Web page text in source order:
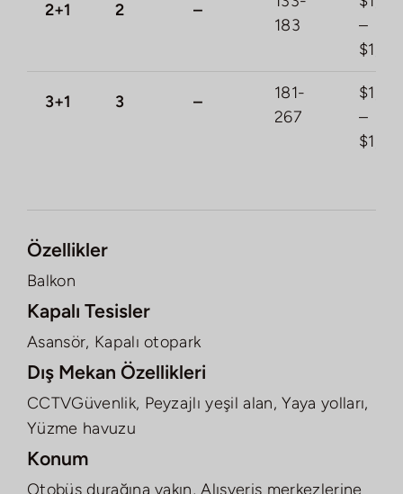
2+1 2 –
183
–
3+1 3 –
181-
267
–
Özellikler
Balkon
Kapalı Tesisler
Asansör, Kapalı otopark
Dış Mekan Özellikleri
CCTVGüvenlik, Peyzajlı yeşil alan, Yaya yolları,
Yüzme havuzu
Konum
Otobüs durağına yakın, Alışveriş merkezlerine